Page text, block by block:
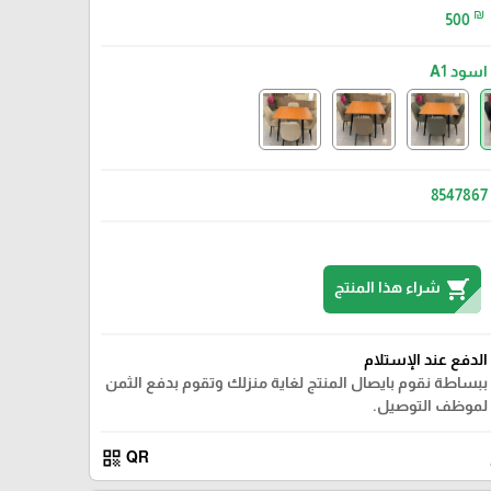
500 ₪
اسود A1
8547867
shopping_cart شراء هذا المنتج
الدفع عند الإستلام
ببساطة نقوم بايصال المنتج لغاية منزلك وتقوم بدفع الثمن
لموظف التوصيل.
QR
qr_code